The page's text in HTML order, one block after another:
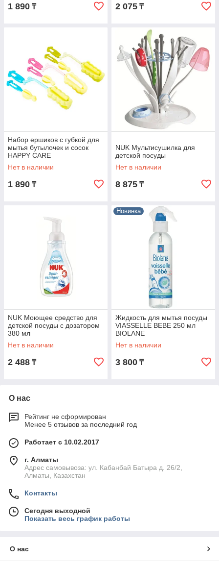
1 890 ₸ 2 075 ₸
Набор ершиков с губкой для
мытья бутылочек и сосок
HAPPY CARE
Нет в наличии
1 890 ₸
NUK Мультисушилка для
детской посуды
Нет в наличии
8 875 ₸
NUK Моющее средство для
детской посуды с дозатором
380 мл
Нет в наличии
2 488 ₸
Новинка
Жидкость для мытья посуды
VIASSELLE BEBE 250 мл
BIOLANE
Нет в наличии
3 800 ₸
О нас
Рейтинг не сформирован
Менее 5 отзывов за последний год
Работает с 10.02.2017
г. Алматы
Адрес самовывоза: ул. Кабанбай Батыра д. 26/2,
Алматы, Казахстан
Контакты
Сегодня выходной
Показать весь график работы
О нас